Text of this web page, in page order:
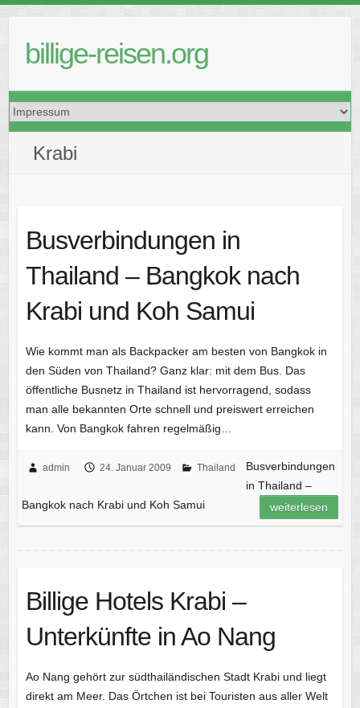
contentbillige-reisen.org
Krabi
Busverbindungen in
Thailand – Bangkok nach
Krabi und Koh Samui
Wie kommt man als Backpacker am besten von Bangkok in
den Süden von Thailand? Ganz klar: mit dem Bus. Das
öffentliche Busnetz in Thailand ist hervorragend, sodass
man alle bekannten Orte schnell und preiswert erreichen
kann. Von Bangkok fahren regelmäßig…
admin 24. Januar 2009 Thailand
Busverbindungen
in Thailand –
Bangkok nach Krabi und Koh Samui
weiterlesen
Billige Hotels Krabi –
Unterkünfte in Ao Nang
Ao Nang gehört zur südthailändischen Stadt Krabi und liegt
direkt am Meer. Das Örtchen ist bei Touristen aus aller Welt